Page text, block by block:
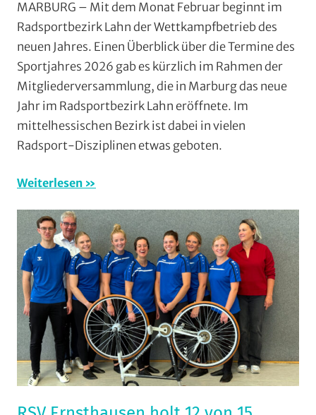
Rodheim-
Bieber,
Breitensport
(CTF),
Formate
Marburg
(RTF) ,
RSG
Buchenau,
RSG
Gießen
und
Wieseck
RSV
Ernsthausen
RSV
MARBURG – Mit dem Monat Februar beginnt im
Radsportbezirk Lahn der Wettkampfbetrieb des
neuen Jahres. Einen Überblick über die Termine des
Sportjahres 2026 gab es kürzlich im Rahmen der
Mitgliederversammlung, die in Marburg das neue
Jahr im Radsportbezirk Lahn eröffnete. Im
mittelhessischen Bezirk ist dabei in vielen
Radsport-Disziplinen etwas geboten.
Weiterlesen